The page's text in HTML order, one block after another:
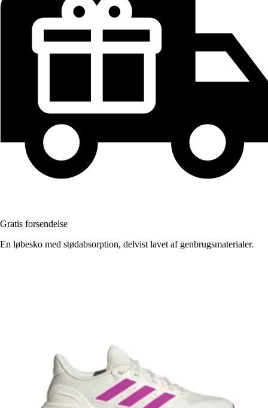
Gratis forsendelse
En løbesko med stødabsorption, delvist lavet af genbrugsmaterialer.